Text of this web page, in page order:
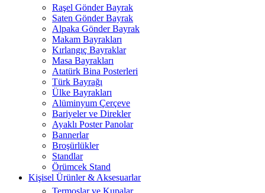
Raşel Gönder Bayrak
Saten Gönder Bayrak
Alpaka Gönder Bayrak
Makam Bayrakları
Kırlangıç Bayraklar
Masa Bayrakları
Atatürk Bina Posterleri
Türk Bayrağı
Ülke Bayrakları
Alüminyum Çerçeve
Bariyeler ve Direkler
Ayaklı Poster Panolar
Bannerlar
Broşürlükler
Standlar
Örümcek Stand
Kişisel Ürünler & Aksesuarlar